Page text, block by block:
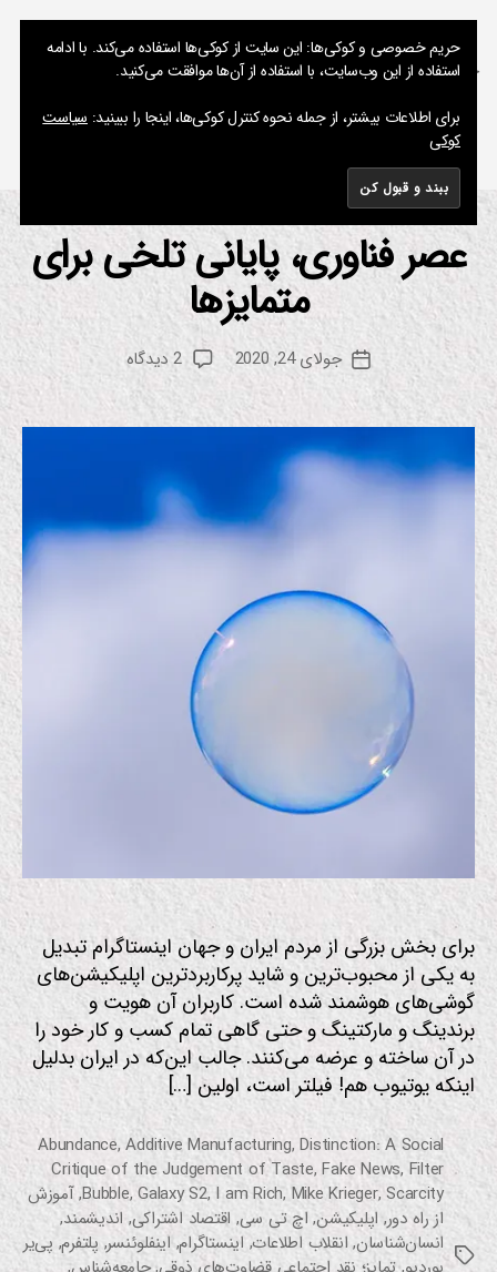
جستجو
نوشته های پراکنده یک مسعود
دسته‌هاع
م
ر
ی
عصر فناوری، پایانی تلخی برای
متمایز‌ها
نویسنده
نوشته
از
م
س
ع
تاریخ
نوشته
جولای 24, 2020 2 دیدگاه
برای
عصر
فناوری،
پایانی
برای بخش بزرگی از مردم ایران و جهان اینستاگرام تبدیل
به یکی از محبوب‌ترین و شاید پرکاربردترین اپلیکیشن‌های
گوشی‌های هوشمند شده است. کاربران آن هویت و
برندینگ و مارکتینگ و حتی گاهی تمام کسب و کار خود را
در آن ساخته و عرضه می‌کنند. جالب این‌که در ایران بدلیل
اینکه یوتیوب هم! فیلتر است، اولین […]
برچسب‌ها
Abundance,Additive Manufacturing,Distinction: A Social
Critique of the Judgement of Taste,Fake News, Filter
Bubble,Galaxy S2, I am Rich, Mike Krieger,Scarcity
,آموزش
از راه دور,اپلیکیشن, اچ تی سی, اقتصاد اشتراکی, اندیشمند,
انسان‌شناسان, انقلاب اطلاعات, اینستاگرام,اینفلوئنسر, پلتفرم, پی‌یر
حریم خصوصی و کوکی‌ها: این سایت از کوکی‌ها استفاده می‌کند. با ادامه
استفاده از این وب‌سایت، با استفاده از آن‌ها موافقت می‌کنید.
برای اطلاعات بیشتر، از جمله نحوه کنترل کوکی‌ها، اینجا را ببینید: سیاست
کوکی